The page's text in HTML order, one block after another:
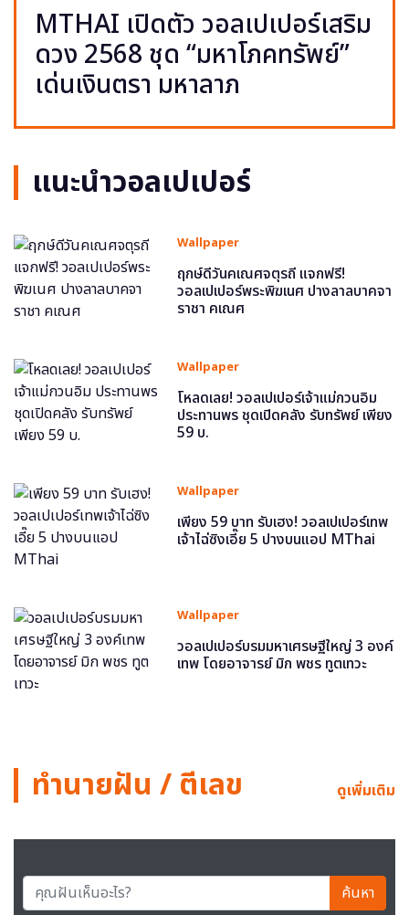
MTHAI เปิดตัว วอลเปเปอร์เสริม
ดวง 2568 ชุด “มหาโภคทรัพย์”
เด่นเงินตรา มหาลาภ
แนะนำวอลเปเปอร์
Wallpaper
ฤกษ์ดีวันคเณศจตุรถี แจกฟรี!
วอลเปเปอร์พระพิฆเนศ ปางลาลบาคจา
ราชา คเณศ
Wallpaper
โหลดเลย! วอลเปเปอร์เจ้าแม่กวนอิม
ประทานพร ชุดเปิดคลัง รับทรัพย์ เพียง
59 บ.
Wallpaper
เพียง 59 บาท รับเฮง! วอลเปเปอร์เทพ
เจ้าไฉ่ซิงเอี๊ย 5 ปางบนแอป MThai
Wallpaper
วอลเปเปอร์บรมมหาเศรษฐีใหญ่ 3 องค์
เทพ โดยอาจารย์ มิก พชร ทูตเทวะ
ทำนายฝัน / ตีเลข ดูเพิ่มเติม
ค้นหา